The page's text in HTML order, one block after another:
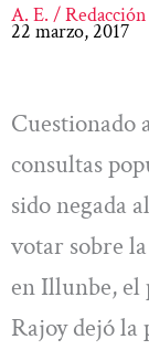
A. E. / Redacción
22 marzo, 2017
Cuestionado
consultas
sido negada
votar sobre
en Illunbe,
Rajoy dejó la